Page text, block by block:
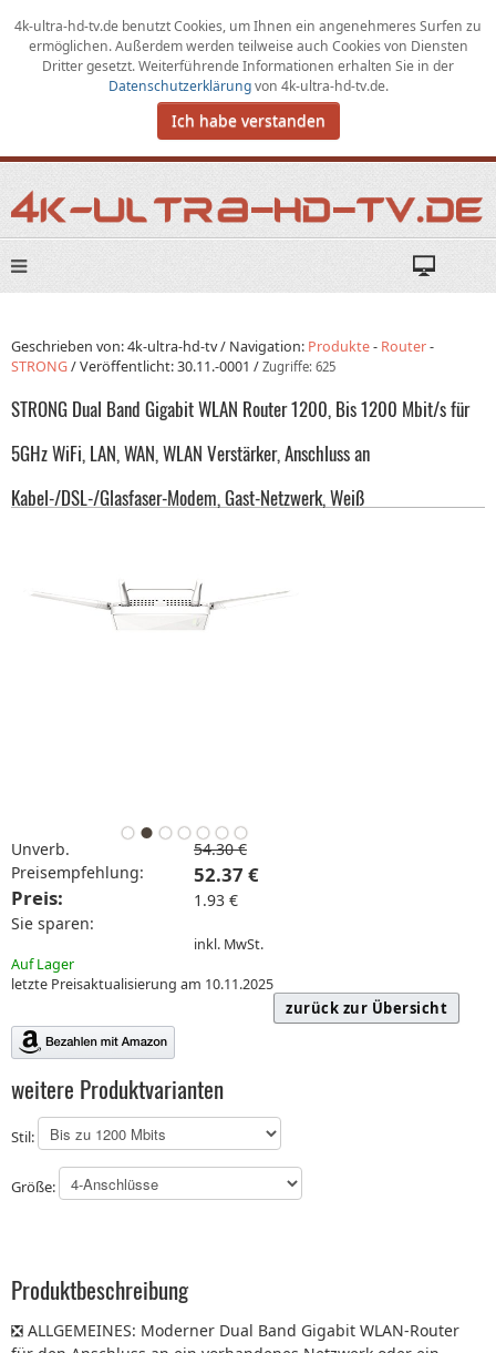
4k-ultra-hd-tv.de benutzt Cookies, umIhnen ein angenehmeres Surfen zu
ermöglichen.Außerdem werden teilweise auch Cookies von Diensten
Dritter gesetzt. Weiterführende Informationen erhalten Sie in der
Datenschutzerklärungvon 4k-ultra-hd-tv.de.
Ich habe verstanden
Geschrieben von: 4k-ultra-hd-tv / Navigation: Produkte- Router-
STRONG/Veröffentlicht:30.11.-0001 / Zugriffe: 625
STRONG Dual Band Gigabit WLAN Router 1200, Bis 1200 Mbit/s für
5GHz WiFi, LAN, WAN, WLAN Verstärker, Anschluss an
Kabel-/DSL-/Glasfaser-Modem, Gast-Netzwerk, Weiß
Unverb.
Preisempfehlung:
54.30 €
Preis:
52.37 €
Sie sparen:
1.93 €
inkl. MwSt.
Auf Lager
letzte Preisaktualisierung am 10.11.2025
zurück zur Übersicht
weitere Produktvarianten
Stil:
Größe:
Produktbeschreibung
❎ ALLGEMEINES: Moderner Dual Band Gigabit WLAN-Router